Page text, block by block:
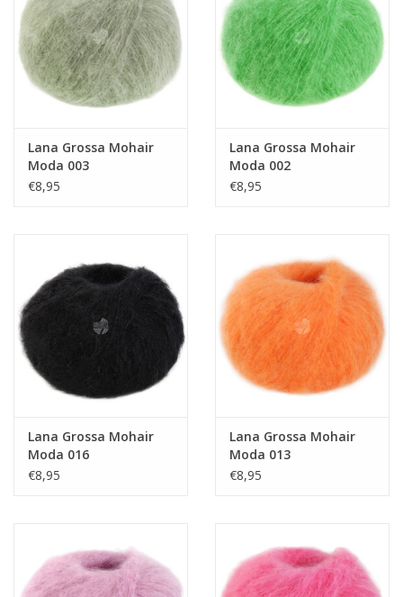
Lana Grossa Mohair
Moda 003
€8,95
Lana Grossa Mohair
Moda 002
€8,95
Lana Grossa Mohair
Moda 016
€8,95
Lana Grossa Mohair
Moda 013
€8,95